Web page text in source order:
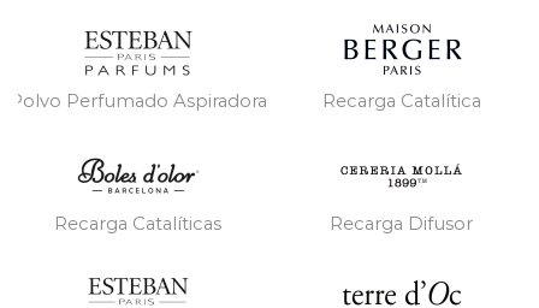
Polvo Perfumado Aspiradora Recarga Catalítica
Recarga Catalíticas Recarga Difusor